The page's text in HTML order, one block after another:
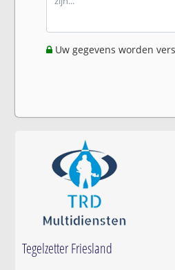
Uw gegevens worden
Tegelzetter Friesland